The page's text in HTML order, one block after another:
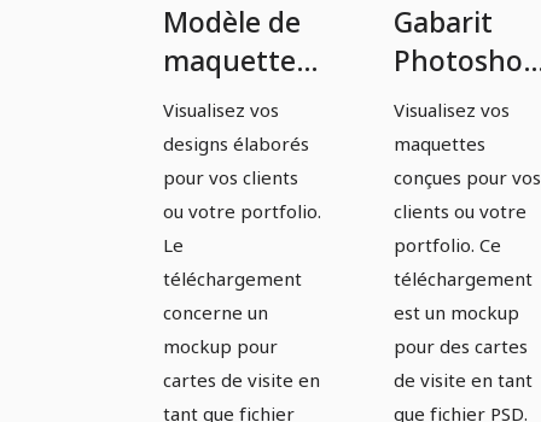
Modèle de
maquette
Photoshop
pour cartes
de visite -
Variante 3
Visualisez vos
designs élaborés
pour vos clients
ou votre portfolio.
Le
téléchargement
concerne un
mockup pour
cartes de visite en
tant que fichier
Gabarit
Photoshop
pour
de visite -
Variante 4
Visualisez vos
maquettes
conçues pour vos
clients ou votre
portfolio. Ce
téléchargement
est un mockup
pour des cartes
de visite en tant
que fichier PSD.